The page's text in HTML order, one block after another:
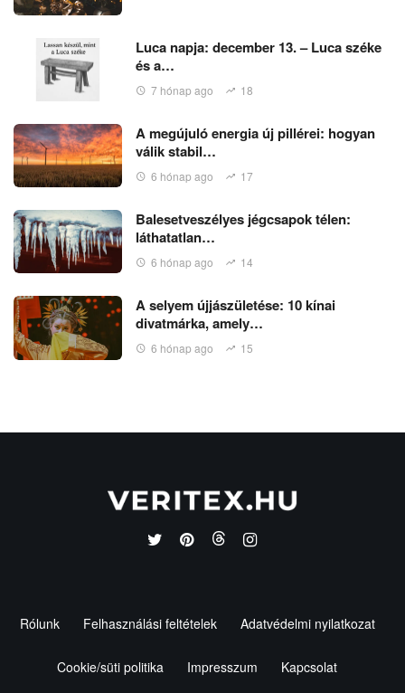
Luca napja: december 13. – Luca széke
és a…
7 hónap ago 18
A megújuló energia új pillérei: hogyan
válik stabil…
6 hónap ago 17
Balesetveszélyes jégcsapok télen:
láthatatlan…
6 hónap ago 14
A selyem újjászületése: 10 kínai
divatmárka, amely…
6 hónap ago 15
Rólunk Felhasználási feltételek Adatvédelmi nyilatkozat
Cookie/süti politika Impresszum Kapcsolat